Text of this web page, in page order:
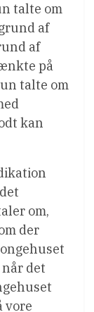
talte om
af
af
på
talte om
kan
om,
der
det
vore